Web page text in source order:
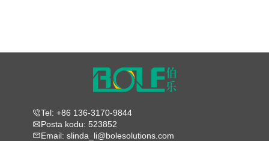
Tel: +86 136-3170-9844
Posta kodu: 523852
Email: slinda_li@bolesolutions.com